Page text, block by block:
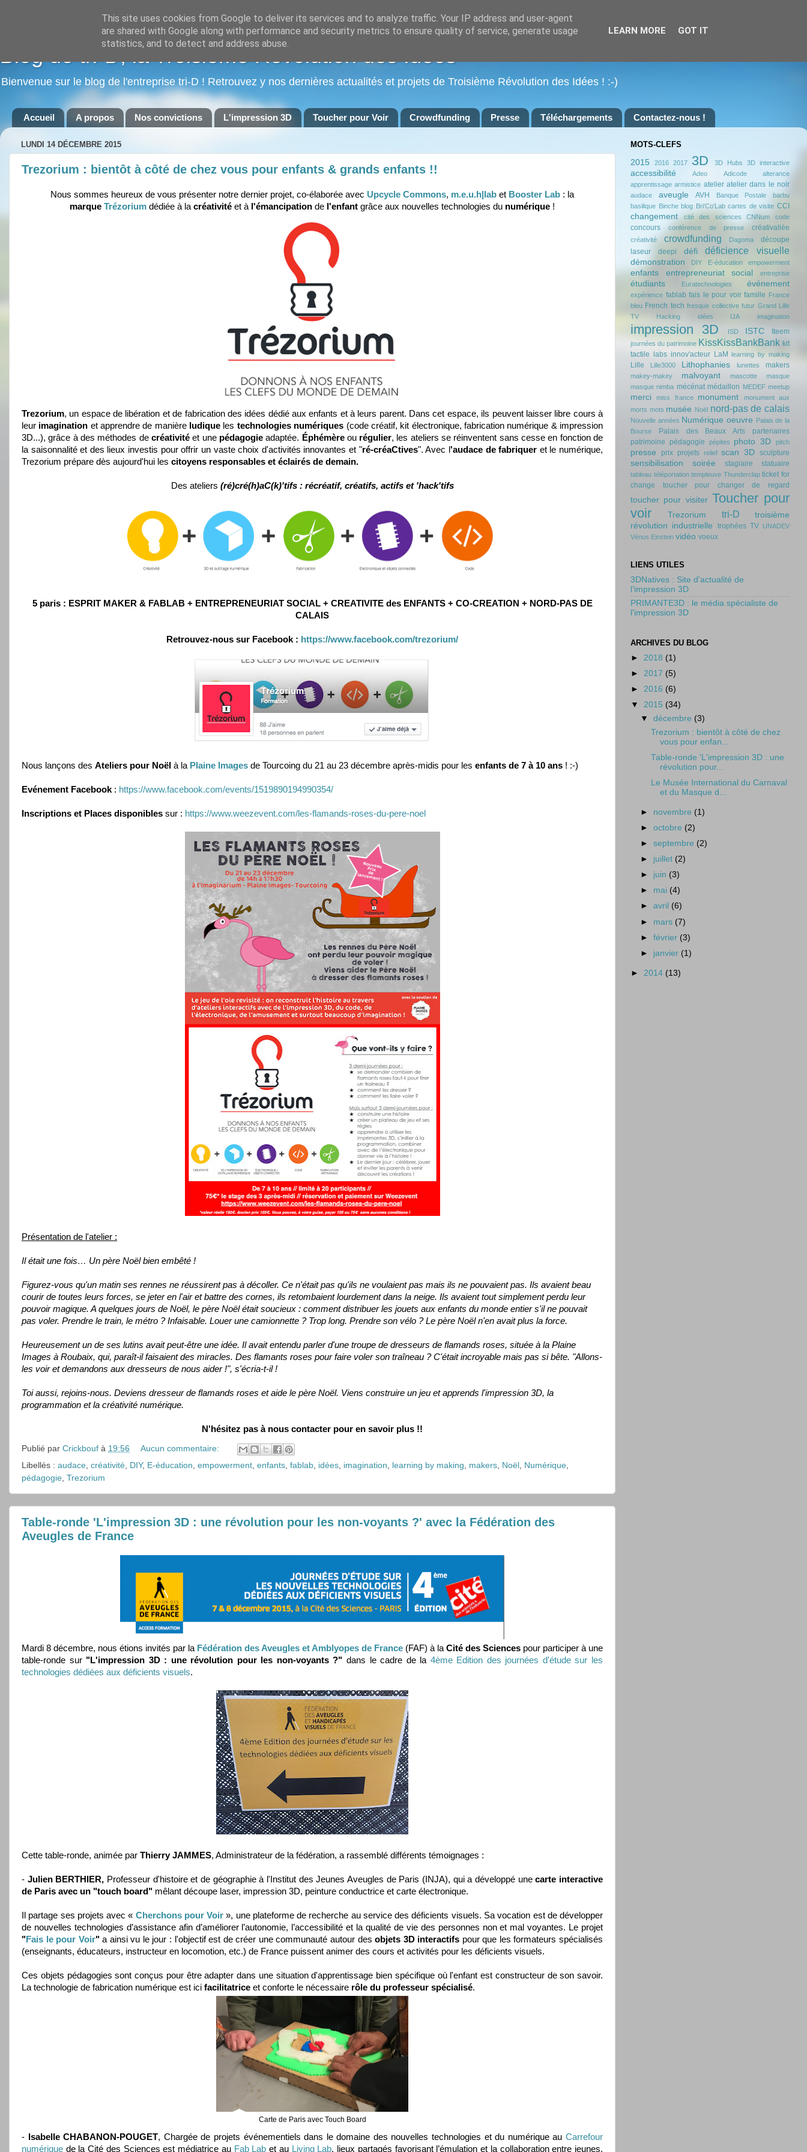
Blog de tri-D, la Troisième Révolution des Idées
Bienvenue sur le blog de l'entreprise tri-D ! Retrouvez y nos dernières actualités et projets de Troisième Révolution des Idées ! :-)
Accueil A propos Nos convictions L'impression 3D Toucher pour Voir Crowdfunding Presse Téléchargements Contactez-nous !
LUNDI 14 DÉCEMBRE 2015
Trezorium : bientôt à côté de chez vous pour enfants & grands enfants !!
Nous sommes heureux de vous présenter notre dernier projet, co-élaborée avec Upcycle Commons, m.e.u.h|lab et Booster Lab : la
marque Trézorium dédiée à la créativité et à l'émancipation de l'enfant grâce aux nouvelles technologies du numérique !
Trezorium, un espace de libération et de fabrication des idées dédié aux enfants et à leurs parent. Dans cet espace, ils peuvent laisser libre cours à
leur imagination et apprendre de manière ludique les technologies numériques (code créatif, kit électronique, fabrication numérique & impression
3D...), grâce à des méthodes de créativitéet une pédagogieadaptée. Éphémèreou régulier, les ateliers se réinventent sans cesse en fonction de
la saisonnalité et des lieux investis pour offrir un vaste choix d'activités innovantes et "ré-créaCtives". Avec l 'audace de fabriquer et le numérique,
Trezorium prépare dès aujourd'hui les citoyens responsables et éclairés de demain.
Des ateliers (ré)cré(h)aC(k)'tifs : récréatif, créatifs, actifs et 'hack'tifs
5 paris : ESPRIT MAKER & FABLAB + ENTREPRENEURIAT SOCIAL + CREATIVITE des ENFANTS + CO-CREATION + NORD-PAS DE
CALAIS
Retrouvez-nous sur Facebook : https://www.facebook.com/trezorium/
Nous lançons des Ateliers pour Noël à la Plaine Images de Tourcoing du 21 au 23 décembre après-midis pour les enfants de 7 à 10 ans ! :-)
Evénement Facebook : https://www.facebook.com/events/1519890194990354/
Inscriptions et Places disponibles sur : https://www.weezevent.com/les-flamands-roses-du-pere-noel
Présentation de l'atelier :
Il était une fois… Un père Noël bien embêté !
Figurez-vous qu'un matin ses rennes ne réussirent pas à décoller. Ce n'était pas qu'ils ne voulaient pas mais ils ne pouvaient pas. Ils avaient beau
courir de toutes leurs forces, se jeter en l'air et battre des cornes, ils retombaient lourdement dans la neige. Ils avaient tout simplement perdu leur
pouvoir magique. A quelques jours de Noël, le père Noël était soucieux : comment distribuer les jouets aux enfants du monde entier s'il ne pouvait
pas voler. Prendre le train, le métro ? Infaisable. Louer une camionnette ? Trop long. Prendre son vélo ? Le père Noël n'en avait plus la force.
Heureusement un de ses lutins avait peut-être une idée. Il avait entendu parler d'une troupe de dresseurs de flamands roses, située à la Plaine
Images à Roubaix, qui, paraît-il faisaient des miracles. Des flamants roses pour faire voler son traîneau ? C'était incroyable mais pas si bête. "Allons-
les voir et demandons aux dresseurs de nous aider !", s'écria-t-il !
Toi aussi, rejoins-nous. Deviens dresseur de flamands roses et aide le père Noël. Viens construire un jeu et apprends l'impression 3D, la
programmation et la créativité numérique.
N'hésitez pas à nous contacter pour en savoir plus !!
Publié par Crickbouf à 19:56
Aucun commentaire:
Libellés : audace créativité DIY, E-éducation empowerment enfants fablab idées imagination learning by making makers Noël Numérique
pédagogie Trezorium
Table-ronde 'L'impression 3D : une révolution pour les non-voyants ?' avec la Fédération des
Aveugles de France
Mardi 8 décembre, nous étions invités par la Fédération des Aveugles et Amblyopes de France (FAF) à la Cité des Sciences pour participer à une
table-ronde sur "L'impression 3D : une révolution pour les non-voyants ?"dans le cadre de la 4ème Edition des journées d'étude sur les
technologies dédiées aux déficients visuels.
Cette table-ronde, animée par Thierry JAMMES, Administrateur de la fédération, a rassemblé différents témoignages :
- Julien BERTHIER, Professeur d'histoire et de géographie à l'Institut des Jeunes Aveugles de Paris (INJA), qui a développé unecarte interactive
de Paris avec un "touch board" mêlant découpe laser, impression 3D, peinture conductrice et carte électronique.
Il partage ses projets avec « Cherchons pour Voir», une plateforme de recherche au service des déficients visuels. Sa vocation est de développer
de nouvelles technologies d’assistance afin d’améliorer l’autonomie, l’accessibilité et la qualité de vie des personnes non et mal voyantes. Le projet
"Fais le pour Voir"a ainsi vu le jour : l'objectif est de créer une communauté autour desobjets 3D interactifs pour que les formateurs spécialisés
(enseignants, éducateurs, instructeur en locomotion, etc.) de France puissent animer des cours et activités pour les déficients visuels.
Ces objets pédagogies sont conçus pour être adapter dans une situation d'apprentissage bien spécifique où l'enfant est constructeur de son savoir.
La technologie de fabrication numérique est ici facilitatrice et conforte le nécessaire rôle du professeur spécialisé.
Carte de Paris avec Touch Board
- Isabelle CHABANON-POUGET, Chargée de projets événementiels dans le domaine des nouvelles technologies et du numérique auCarrefour
numérique de la Cité des Sciences est médiatrice au Fab Lab et au Living Lab, lieux partagés favorisant l’émulation et la collaboration entre jeunes,
MOTS-CLEFS
2015
2016 2017 3D 3D Hubs 3D interactive
accessibilité Adeo Adicode
alterance
apprentissage armistice atelier atelier dans le noir
audace aveugle AVH Banque Postale
barbu
basilique Binche blog Bri'Co'Lab cartes de visite CCI
changement cité des sciences CNNum code
concours conférence de presse créativallée
créativité crowdfunding Dagoma
découpe
laseur
deepi défi déficience visuelle
démonstration DIY E-éducation empowerment
enfants entrepreneuriat social entreprise
étudiants Euratechnologies événement
expérience fablab fais le pour voir famille France
bleu French tech fresque collective futur Grand Lille
TV
Hacking idées IJA imagination
impression 3D ISD ISTC Iteem
journées du patrimoine KissKissBankBank kit
tactile labs innov'acteur LaM learning by making
Lille Lille3000 Lithophanies lunettes makers
makey-makey malvoyant mascotte
masque
masque nimba mécénat médaillon MEDEF meetup
merci miss france monument
monument aux
morts mots musée Noël nord-pas de calais
Nouvelle années Numérique oeuvre Palais de la
Bourse
Palais des Beaux Arts
partenaires
patrimoine pédagogie pépites photo 3D pitch
presse prix projets relief scan 3D sculpture
sensibilisation soirée stagiaire statuaire
tableau téléportation templeuve Thunderclap ticket for
change
toucher pour changer de regard
toucher pour visiter Toucher pour
voir
Trezorium tri-D
troisième
révolution industrielle
trophées TV
UNADEV
Vénus Einstein vidéo voeux
LIENS UTILES
3DNatives : Site d'actualité de
l’impression 3D
PRIMANTE3D : le média spécialiste de
l'impression 3D
ARCHIVES DU BLOG
► 2018 (1)
► 2017 (5)
► 2016 (6)
▼ 2015 (34)
▼décembre (3)
Trezorium : bientôt à côté de chez
vous pour enfan...
Table-ronde 'L'impression 3D : une
révolution pour...
Le Musée International du Carnaval
et du Masque d...
► novembre (1)
►octobre (2)
►septembre (2)
► juillet (2)
► juin (3)
► mai (4)
►avril (6)
► mars (7)
►février (3)
► janvier (1)
► 2014 (13)
This site uses cookies from Google to deliver its services and to analyze traffic. Your IP address and user-agent
are shared with Google along with performance and security metrics to ensure quality of service, generate usage
statistics, and to detect and address abuse.
LEARN MORE GOT IT